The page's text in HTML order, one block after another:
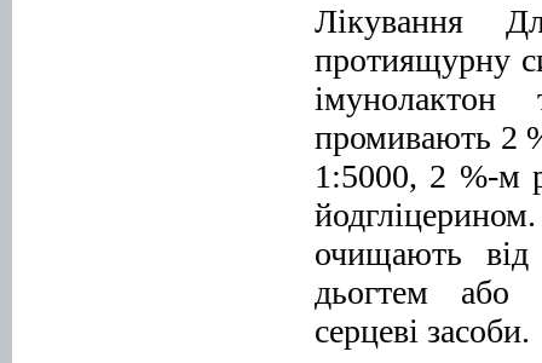
Лікування
протиящурну
імунолактон
промивають 2
1:5000, 2 %-м
очищають
дьогтем або
серцеві засоби.